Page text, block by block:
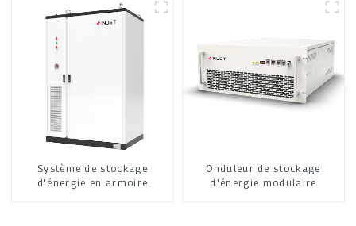
Système de stockage
d'énergie en armoire
Onduleur de stockage
d'énergie modulaire